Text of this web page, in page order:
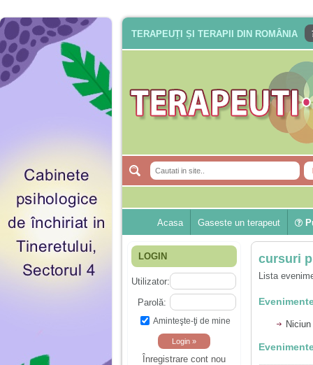
TERAPEUȚI ȘI TERAPII DIN ROMÂNIA
Acasa Gaseste un terapeut
LOGIN
Utilizator:
Parolă:
Aminteşte-ţi de mine
Înregistrare cont nou
cursuri
Lista